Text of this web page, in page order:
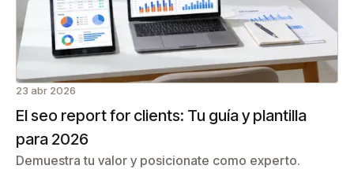
23 abr 2026
El seo report for clients: Tu guía y plantilla
para 2026
Demuestra tu valor y posicionate como experto.